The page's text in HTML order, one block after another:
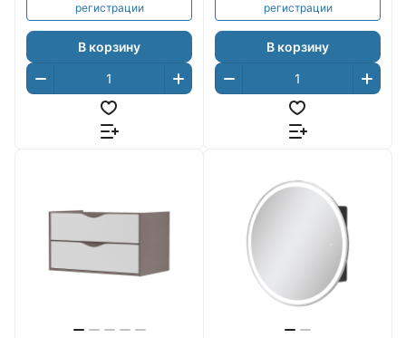
регистрации
В корзину
регистрации
В корзину